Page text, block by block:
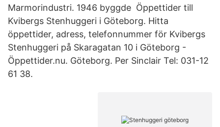
Marmorindustri. 1946 byggde Öppettider till
Kvibergs Stenhuggeri i Göteborg. Hitta
öppettider, adress, telefonnummer för Kvibergs
Stenhuggeri på Skaragatan 10 i Göteborg -
Öppettider.nu. Göteborg. Per Sinclair Tel: 031-12
61 38.